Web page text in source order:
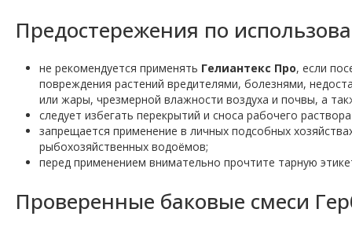
Предостережения по
не рекомендуется применять Гелиантекс Про, если
повреждения растений вредителями, болезнями,
или жары, чрезмерной влажности воздуха и почвы, а
следует избегать перекрытий и сноса рабочего
запрещается применение в личных подсобных
рыбохозяйственных водоёмов;
перед применением внимательно прочтите тарную
Проверенные баковые смеси